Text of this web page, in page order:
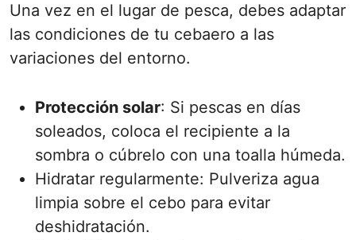
Una vez en el lugar de pesca, debes adaptar
las condiciones de tu cebaero a las
variaciones del entorno.
Protección solar: Si pescas en días
soleados, coloca el recipiente a la
sombra o cúbrelo con una toalla húmeda.
Hidratar regularmente: Pulveriza agua
limpia sobre el cebo para evitar
deshidratación.